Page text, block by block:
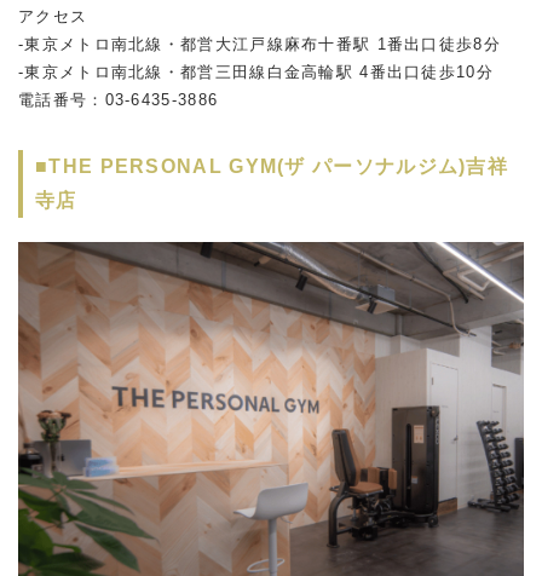
アクセス
-東京メトロ南北線・都営大江戸線麻布十番駅 1番出口徒歩8分
-東京メトロ南北線・都営三田線白金高輪駅 4番出口徒歩10分
電話番号： 03-6435-3886
■THE PERSONAL GYM(ザ パーソナルジム)吉祥
寺店